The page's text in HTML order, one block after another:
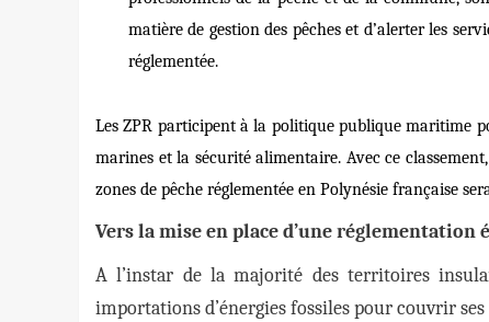
matière de gestion des pêches et d’alerter les
réglementée.
Les ZPR participent à la politique publique maritime
marines et la sécurité alimentaire. Avec ce
zones de pêche réglementée en Polynésie française
Vers la mise en place d’une réglementation
A l’instar de la majorité des territoires
importations d’énergies fossiles pour couvrir